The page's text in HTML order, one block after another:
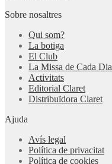
Sobre nosaltres
Qui som?
La botiga
El Club
La Missa de Cada Dia
Activitats
Editorial Claret
Distribuïdora Claret
Ajuda
Avís legal
Política de privacitat
Política de cookies